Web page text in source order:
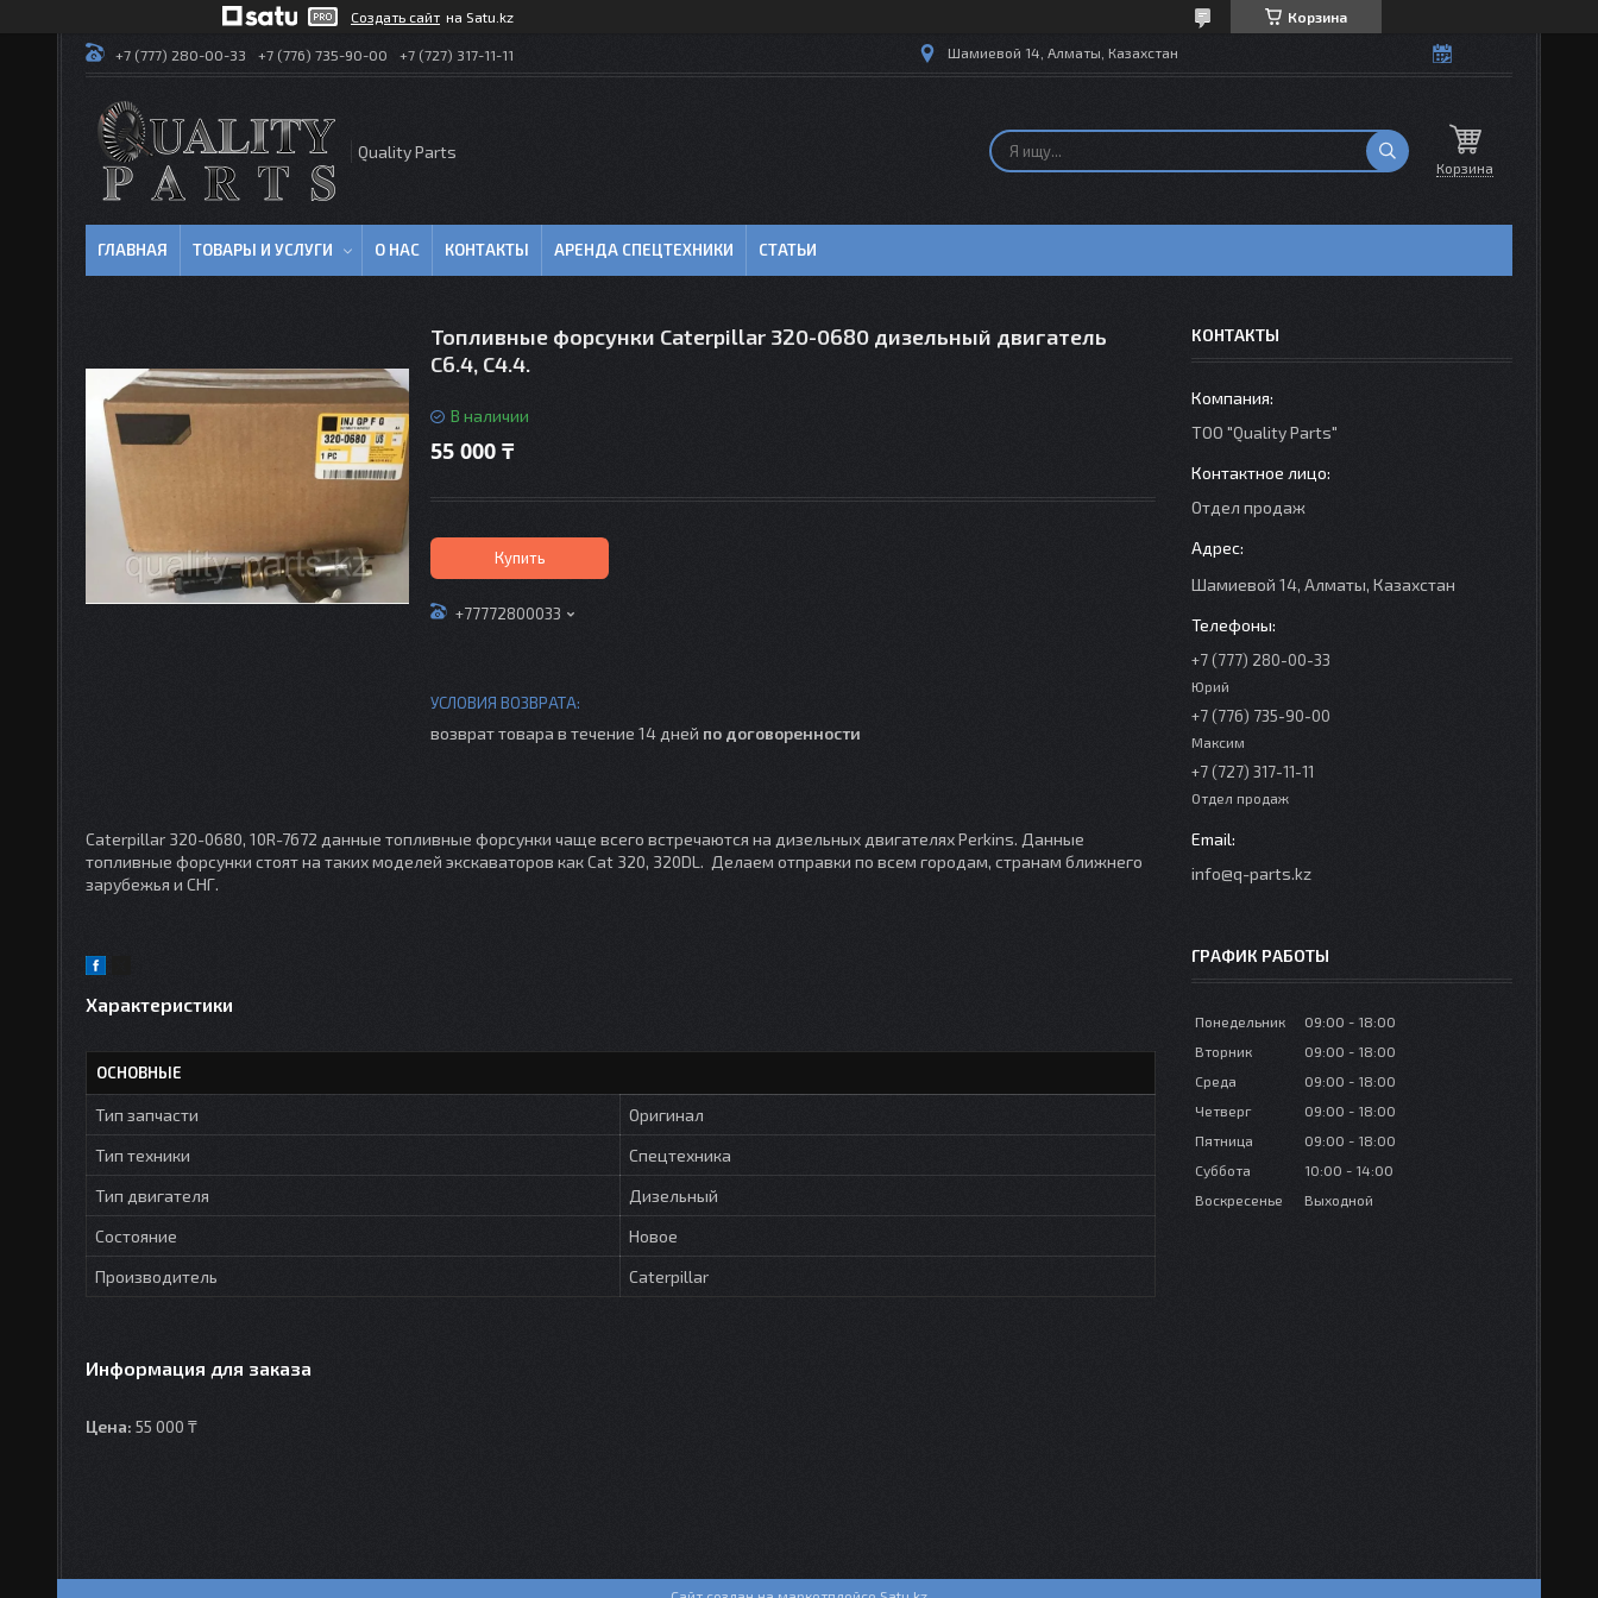
Создать сайт на Satu.kz Корзина
+7 (777) 280-00-33 +7 (776) 735-90-00 +7 (727) 317-11-11 Шамиевой 14, Алматы, Казахстан
Quality Parts
Корзина
ГЛАВНАЯ ТОВАРЫ И УСЛУГИ О НАС КОНТАКТЫ АРЕНДА СПЕЦТЕХНИКИ СТАТЬИ
Топливные форсунки Caterpillar 320-0680 дизельный двигатель
C6.4, C4.4.
В наличии
55 000 ₸
Купить
+77772800033
возврат товара в течение 14 дней по договоренности
Caterpillar 320-0680, 10R-7672 данные топливные форсунки чаще всего встречаются на дизельных двигателях Perkins. Данные
топливные форсунки стоят на таких моделей экскаваторов как Cat 320, 320DL. Делаем отправки по всем городам, странам ближнего
зарубежья и СНГ.
Характеристики
ОСНОВНЫЕ
Тип запчасти
Оригинал
Тип техники
Спецтехника
Тип двигателя
Дизельный
Состояние
Новое
Производитель
Caterpillar
Информация для заказа
Цена: 55 000 ₸
КОНТАКТЫ
ТОО "Quality Parts"
Отдел продаж
Шамиевой 14, Алматы, Казахстан
+7 (777) 280-00-33
Юрий
+7 (776) 735-90-00
Максим
+7 (727) 317-11-11
Отдел продаж
info@q-parts.kz
ГРАФИК РАБОТЫ
Понедельник 09:00
18:00
Вторник
09:00
18:00
Среда
09:00
18:00
Четверг
09:00
18:00
Пятница
09:00
18:00
Суббота
10:00
14:00
Воскресенье
Выходной